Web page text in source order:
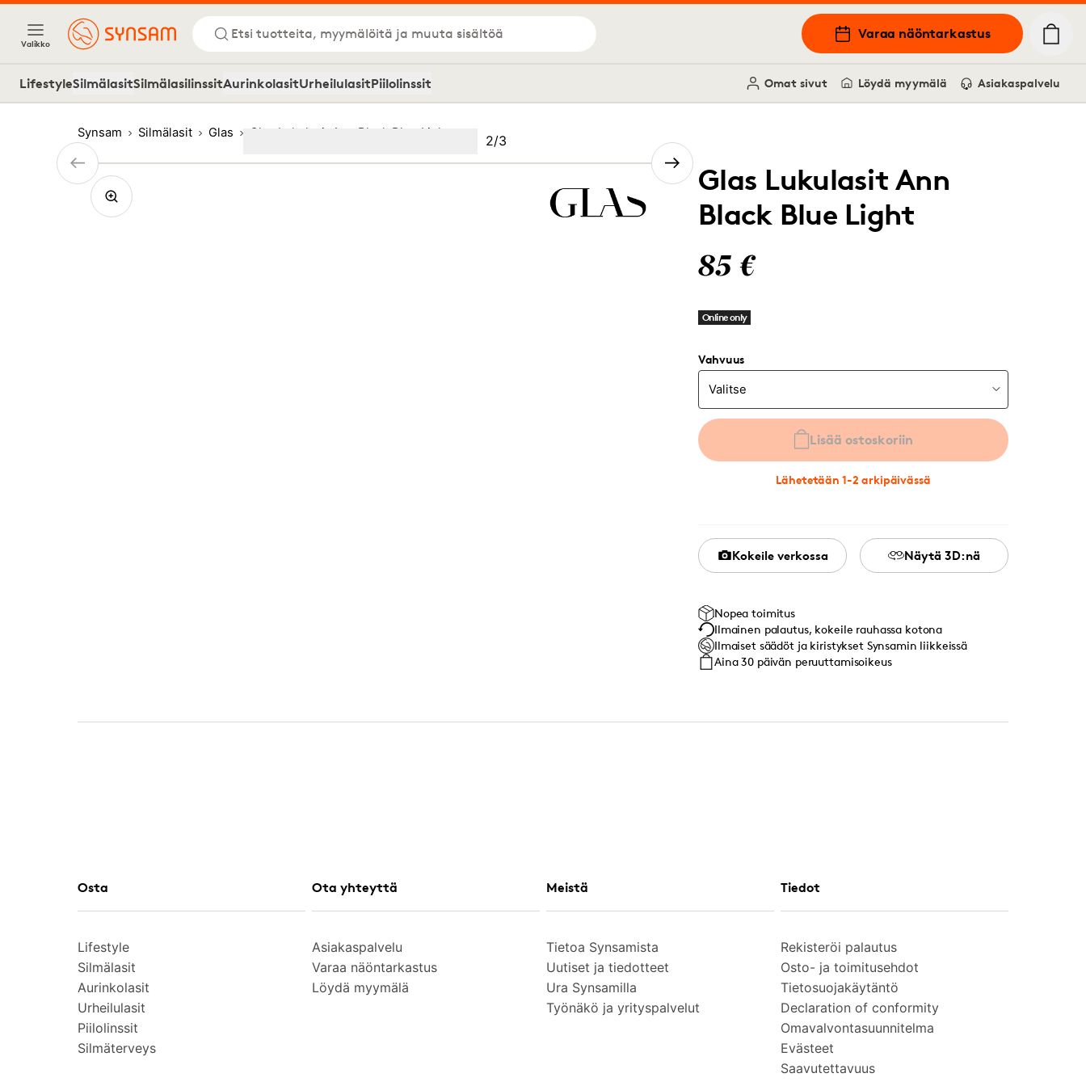
Valikko
Etsi tuotteita, myymälöitä ja muuta sisältöä Varaa näöntarkastus
LifestyleSilmälasitSilmälasilinssitAurinkolasitUrheilulasitPiilolinssit Omat sivut Löydä myymälä Asiakaspalvelu
Synsam Silmälasit Glas Glas Lukulasit Ann Black Blue Light
Glas Lukulasit Ann
Black Blue Light
85 €
Online only
Vahvuus
Lisää ostoskoriin
Lähetetään 1-2 arkipäivässä
Kokeile verkossa Näytä 3D:nä
Nopea toimitus
Ilmainen palautus, kokeile rauhassa kotona
Ilmaiset säädöt ja kiristykset Synsamin liikkeissä
Aina 30 päivän peruuttamisoikeus
Kuva
2/3
3
Osta
Lifestyle
Silmälasit
Aurinkolasit
Urheilulasit
Piilolinssit
Silmäterveys
Ota yhteyttä
Asiakaspalvelu
Varaa näöntarkastus
Löydä myymälä
Meistä
Tietoa Synsamista
Uutiset ja tiedotteet
Ura Synsamilla
Työnäkö ja yrityspalvelut
Tiedot
Rekisteröi palautus
Osto- ja toimitusehdot
Tietosuojakäytäntö
Declaration of conformity
Omavalvontasuunnitelma
Evästeet
Saavutettavuus